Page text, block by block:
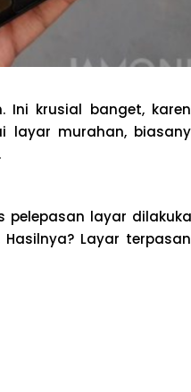
krusial banget,
layar murahan,
pelepasan layar
Layar